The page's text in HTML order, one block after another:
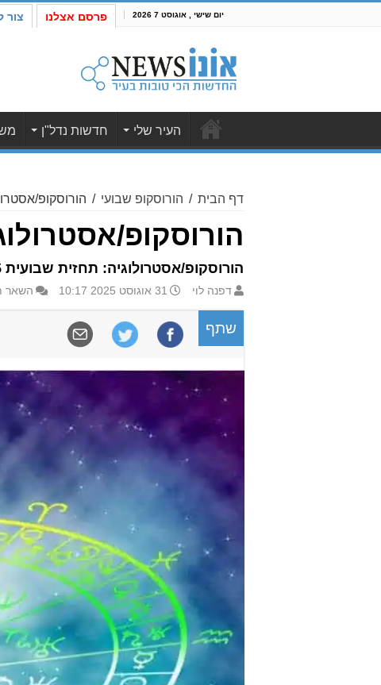
יום שישי , אוגוסט 7 2026 פרסם אצלנו צור
העיר שלי חדשות נדל"ן
דף הבית / הורוסקופ שבועי / הורוסקופ/
הורוסקופ/אסטרולוגיה:
הורוסקופ/אסטרולוגיה: תחזית שבועית 31.8-6.9.2025 לילידי כל המזלות וגם טיפ לילדי השבוע
דפנה לוי 31 אוגוסט 2025 10:17 השאר
שתף